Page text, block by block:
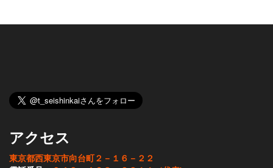
アクセス
東京都西東京市向台町２－１６－２２